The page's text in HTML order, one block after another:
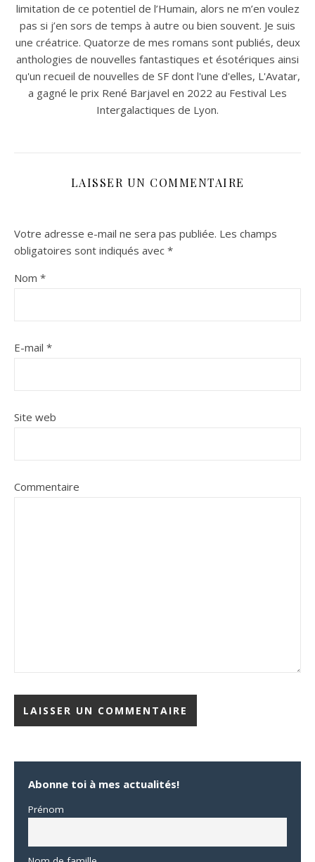
limitation de ce potentiel de l’Humain, alors ne m’en voulez
pas si j’en sors de temps à autre ou bien souvent. Je suis
une créatrice. Quatorze de mes romans sont publiés, deux
anthologies de nouvelles fantastiques et ésotériques ainsi
qu'un recueil de nouvelles de SF dont l'une d'elles, L'Avatar,
a gagné le prix René Barjavel en 2022 au Festival Les
Intergalactiques de Lyon.
LAISSER UN COMMENTAIRE
Votre adresse e-mail ne sera pas publiée. Les champs
obligatoires sont indiqués avec *
Nom *
E-mail *
Site web
Commentaire
Abonne toi à mes actualités!
Prénom